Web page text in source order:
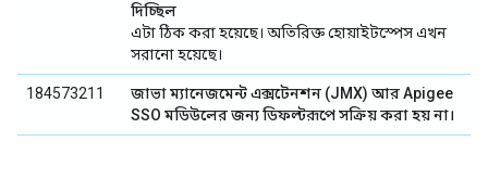
দিচ্ছিল
এটা ঠিক করা হয়েছে। অতিরিক্ত হোয়াইটস্পেস এখন
সরানো হয়েছে।
184573211
জাভা ম্যানেজমেন্ট এক্সটেনশন (JMX) আর Apigee
SSO মডিউলের জন্য ডিফল্টরূপে সক্রিয় করা হয় না।